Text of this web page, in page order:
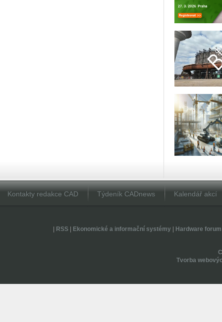
Kontakty redakce CAD Týdeník CADnews Kalendář akcí
RSS| Ekonomické a informační systémy| Hardware forum
Tvorba